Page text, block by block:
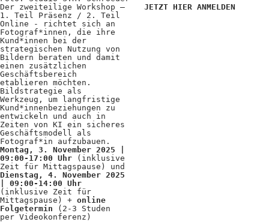
Termine
FREELENS Galerie
Showcases
Fakten für Politik und
Öffentlichkeit
Positionen
Verband
Fotograf*innen
Regionalgruppen
Der zweiteilige Workshop –
1. Teil Präsenz / 2. Teil
Online - richtet sich an
Fotograf*innen, die ihre
Kund*innen bei der
strategischen Nutzung von
Bildern beraten und damit
einen zusätzlichen
Geschäftsbereich
etablieren möchten.
Bildstrategie als
Werkzeug, um langfristige
Kund*innenbeziehungen zu
entwickeln und auch in
Zeiten von KI ein sicheres
Geschäftsmodell als
Fotograf*in aufzubauen.
Montag, 3. November 2025 |
09:00-17:00 Uhr (inklusive
Zeit für Mittagspause) und
Dienstag, 4. November 2025
| 09:00-14:00 Uhr
(inklusive Zeit für
Mittagspause) + online
Folgetermin (2-3 Studen
per Videokonferenz)
JETZT HIER ANMELDEN